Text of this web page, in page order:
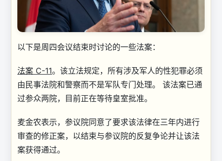
以下是周四会议结束时讨论的一些法案：
法案 C-11。 该立法规定，所有涉及军人的性犯罪必须
由民事法院和警察而不是军队专门处理。 该法案已通
过参众两院，目前正在等待皇室批准。
麦金农表示，参议院同意了要求该法律在三年内进行
审查的修正案，以结束与参议院的反复争论并让该法
案获得通过。